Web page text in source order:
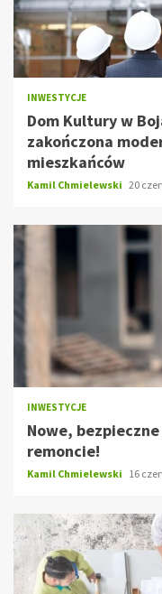
INWESTYCJE
Dom Kultury w
zakończona
mieszkańców
Kamil Chmielewski 20
INWESTYCJE
Nowe,
remoncie!
Kamil Chmielewski 16